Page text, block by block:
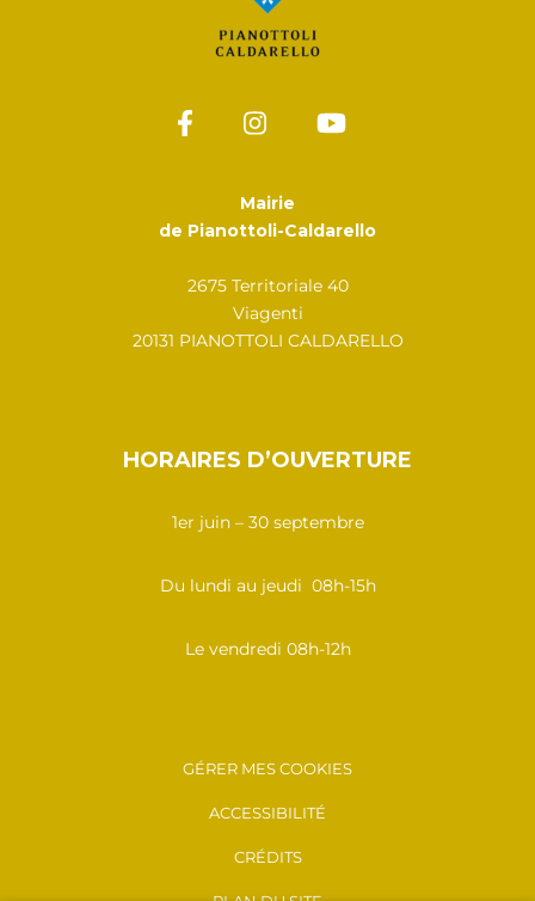
Mairie
de Pianottoli-Caldarello
2675 Territoriale 40
Viagenti
20131 PIANOTTOLI CALDARELLO
HORAIRES D’OUVERTURE
1er juin – 30 septembre
Du lundi au jeudi 08h-15h
Le vendredi 08h-12h
GÉRER MES COOKIES
ACCESSIBILITÉ
CRÉDITS